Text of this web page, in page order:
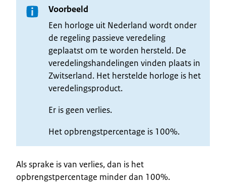
Voorbeeld
Een horloge uit Nederland wordt onder
de regeling passieve veredeling
geplaatst om te worden hersteld. De
veredelingshandelingen vinden plaats in
Zwitserland. Het herstelde horloge is het
veredelingsproduct.
Er is geen verlies.
Het opbrengstpercentage is 100%.
Als sprake is van verlies, dan is het
opbrengstpercentage minder dan 100%.